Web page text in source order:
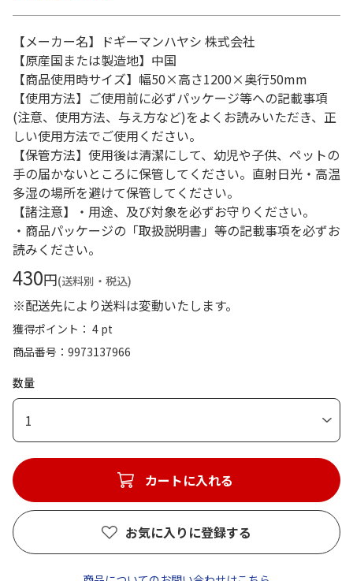
【メーカー名】ドギーマンハヤシ 株式会社
【原産国または製造地】中国
【商品使用時サイズ】幅50×高さ1200×奥行50mm
【使用方法】ご使用前に必ずパッケージ等への記載事項
(注意、使用方法、与え方など)をよくお読みいただき、正
しい使用方法でご使用ください。
【保管方法】使用後は清潔にして、幼児や子供、ペットの
手の届かないところに保管してください。直射日光・高温
多湿の場所を避けて保管してください。
【諸注意】・用途、及び対象を必ずお守りください。
・商品パッケージの「取扱説明書」等の記載事項を必ずお
読みください。
430円(送料別・税込)
※配送先により送料は変動いたします。
獲得ポイント： 4 pt
商品番号
9973137966
数量
1
カートに入れる
お気に入りに登録する